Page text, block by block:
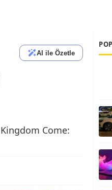
AI ile Özetle
Come: